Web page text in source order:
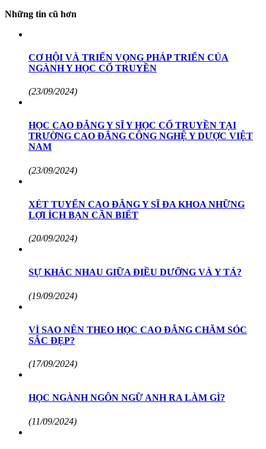
Những tin cũ hơn
CƠ HỘI VÀ TRIỂN VỌNG PHÁP TRIỂN CỦA
NGÀNH Y HỌC CỔ TRUYỀN
(23/09/2024)
HỌC CAO ĐẲNG Y SĨ Y HỌC CỔ TRUYỀN TẠI
TRƯỜNG CAO ĐẲNG CÔNG NGHỆ Y DƯỢC VIỆT
NAM
(23/09/2024)
XÉT TUYỂN CAO ĐẲNG Y SĨ ĐA KHOA NHỮNG
LỢI ÍCH BẠN CẦN BIẾT
(20/09/2024)
SỰ KHÁC NHAU GIỮA ĐIỀU DƯỠNG VÀ Y TÁ?
(19/09/2024)
VÌ SAO NÊN THEO HỌC CAO ĐẲNG CHĂM SÓC
SẮC ĐẸP?
(17/09/2024)
HỌC NGÀNH NGÔN NGỮ ANH RA LÀM GÌ?
(11/09/2024)